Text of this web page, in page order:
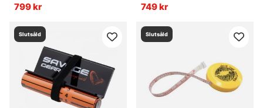
799 kr
749 kr
Slutsåld Slutsåld